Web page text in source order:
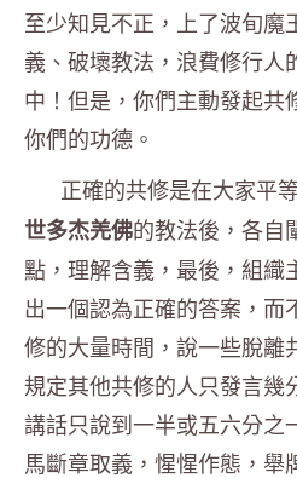
至少知見不正，上了波旬魔
義、破壞教法， 浪費修行人
中！但是，你們主動發起共
你們的功德。
正確的共修是在大家平等
世多杰羌佛的教法後， 各自
點，理解含義，最後， 組織
出一個認為正確的答案， 而
修的大量時間，說一些脫離
規定其他共修的人只發言幾
講話只說到一半或五六分之
馬斷章取義，惺惺作態，舉